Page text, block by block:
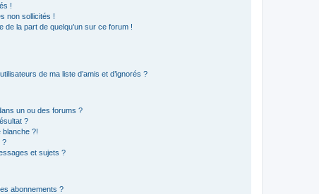
!
non sollicités !
de la part de quelqu’un sur ce forum !
de ma liste d’amis et d’ignorés ?
un ou des forums ?
?
blanche ?!
?
et sujets ?
abonnements ?